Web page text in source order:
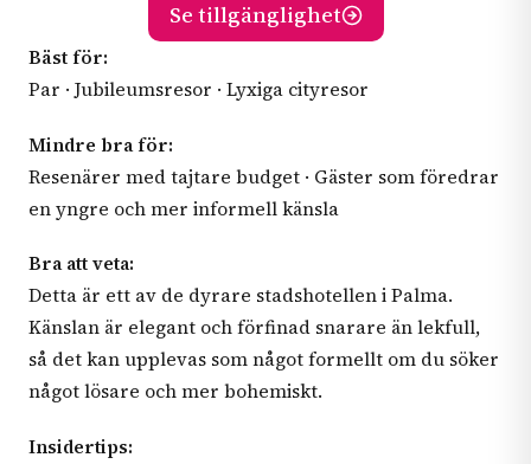
Se tillgänglighet
Bäst för:
Par · Jubileumsresor · Lyxiga cityresor
Mindre bra för:
Resenärer med tajtare budget · Gäster som föredrar
en yngre och mer informell känsla
Bra att veta:
Detta är ett av de dyrare stadshotellen i Palma.
Känslan är elegant och förfinad snarare än lekfull,
så det kan upplevas som något formellt om du söker
något lösare och mer bohemiskt.
Insidertips: